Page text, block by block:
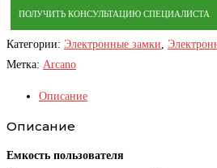
ПОЛУЧИТЬ КОНСУЛЬТАЦИЮ СПЕЦИАЛИСТА
Категории: Электронные замки,
Метка: Arcano
Описание
Описание
Емкость пользователя